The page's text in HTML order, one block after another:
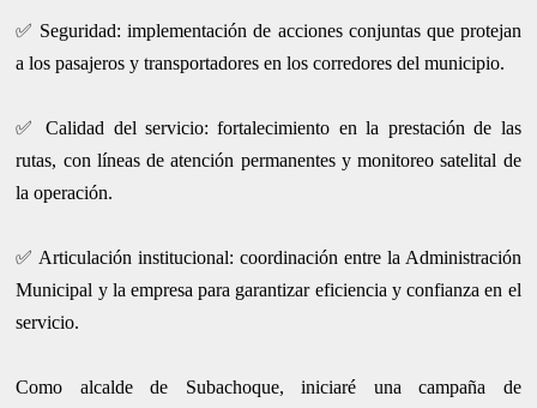
✅ Seguridad: implementación de acciones conjuntas que protejan
a los pasajeros y transportadores en los corredores del municipio.
✅ Calidad del servicio: fortalecimiento en la prestación de las
rutas, con líneas de atención permanentes y monitoreo satelital de
la operación.
✅ Articulación institucional: coordinación entre la Administración
Municipal y la empresa para garantizar eficiencia y confianza en el
servicio.
Como alcalde de Subachoque, iniciaré una campaña de